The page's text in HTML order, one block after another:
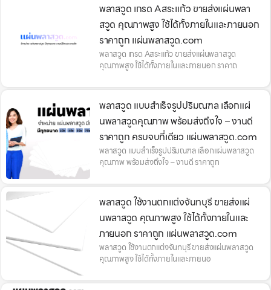
พลาสวูด เกรด Aสระแก้ว ขายส่งแผ่นพลา
สวูด คุณภาพสูง ใช้ได้ทั้งภายในและภายนอก
ราคาถูก แผ่นพลาสวูด.com
พลาสวูด เกรด Aสระแก้ว ขายส่งแผ่นพลาสวูด
คุณภาพสูง ใช้ได้ทั้งภายในและภายนอก ราคาถ
พลาสวูด แบบสำเร็จรูปปริมณฑล เลือกแผ่
นพลาสวูดคุณภาพ พร้อมส่งถึงใจ – งานดี
ราคาถูก ครบจบที่เดียว แผ่นพลาสวูด.com
พลาสวูด แบบสำเร็จรูปปริมณฑล เลือกแผ่นพลาสวูด
คุณภาพ พร้อมส่งถึงใจ – งานดี ราคาถูก
พลาสวูด ใช้งานตกแต่งจันทบุรี ขายส่งแผ่
นพลาสวูด คุณภาพสูง ใช้ได้ทั้งภายในและ
ภายนอก ราคาถูก แผ่นพลาสวูด.com
พลาสวูด ใช้งานตกแต่งจันทบุรี ขายส่งแผ่นพลาสวูด
คุณภาพสูง ใช้ได้ทั้งภายในและภายนอ